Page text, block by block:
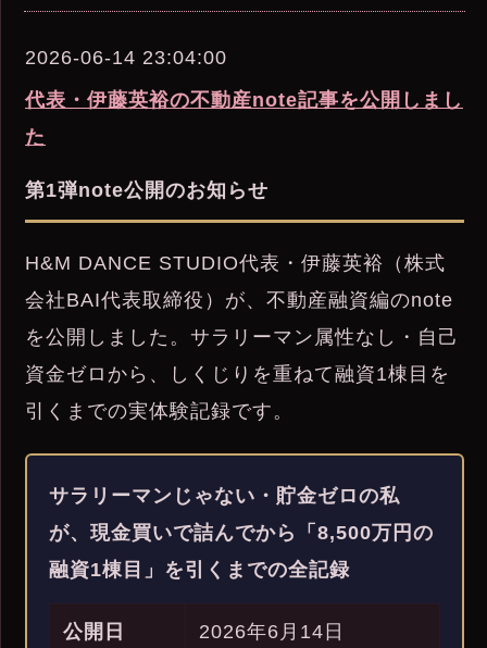
2026-06-14 23:04:00
代表・伊藤英裕の不動産note記事を公開しまし
た
第1弾note公開のお知らせ
H&M DANCE STUDIO代表・伊藤英裕（株式
会社BAI代表取締役）が、不動産融資編のnote
を公開しました。サラリーマン属性なし・自己
資金ゼロから、しくじりを重ねて融資1棟目を
引くまでの実体験記録です。
サラリーマンじゃない・貯金ゼロの私
が、現金買いで詰んでから「8,500万円の
融資1棟目」を引くまでの全記録
公開日 2026年6月14日